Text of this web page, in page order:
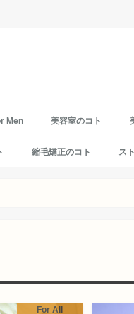
Men 美容室のコト
縮毛矯正のコト ス
For All